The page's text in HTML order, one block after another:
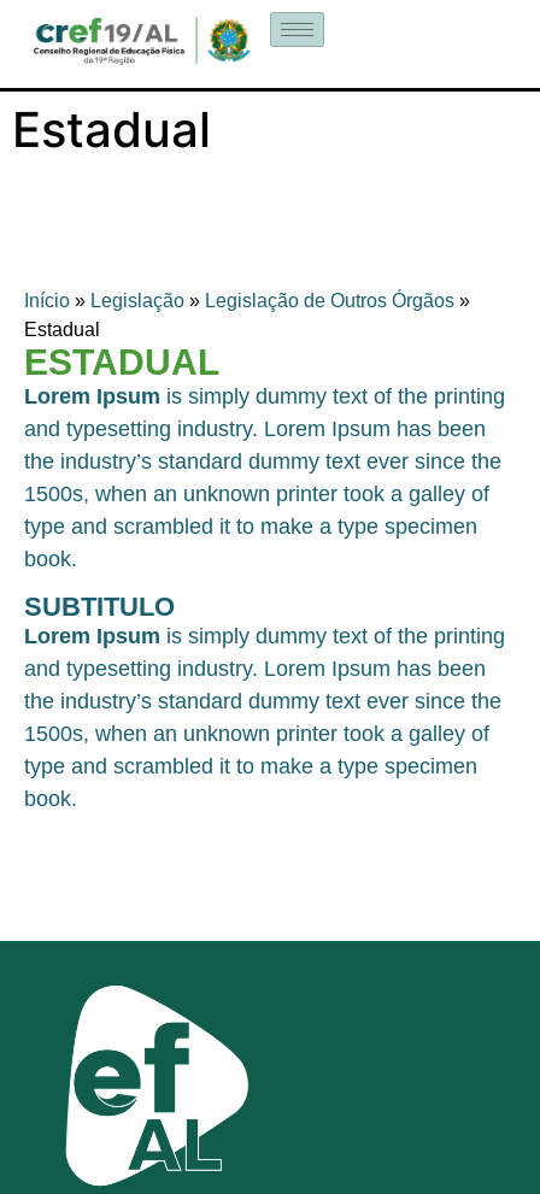
Estadual
Início » Legislação » Legislação de Outros Órgãos »
Estadual
ESTADUAL
Lorem Ipsum is simply dummy text of the printing
and typesetting industry. Lorem Ipsum has been
the industry’s standard dummy text ever since the
1500s, when an unknown printer took a galley of
type and scrambled it to make a type specimen
book.
SUBTITULO
Lorem Ipsum is simply dummy text of the printing
and typesetting industry. Lorem Ipsum has been
the industry’s standard dummy text ever since the
1500s, when an unknown printer took a galley of
type and scrambled it to make a type specimen
book.